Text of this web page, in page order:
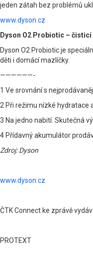
jeden zátah bez problémů
www.dyson.cz
Dyson O2 Probiotic –
Dyson O2 Probiotic je
děti i domácí mazlíčky.
——————-
1 Ve srovnání s
2 Při režimu nízké hydratace
3 Na jedno nabití. Skutečná
4 Přídavný akumulátor
Zdroj: Dyson
www.dyson.cz
ČTK Connect ke zprávě
PROTEXT